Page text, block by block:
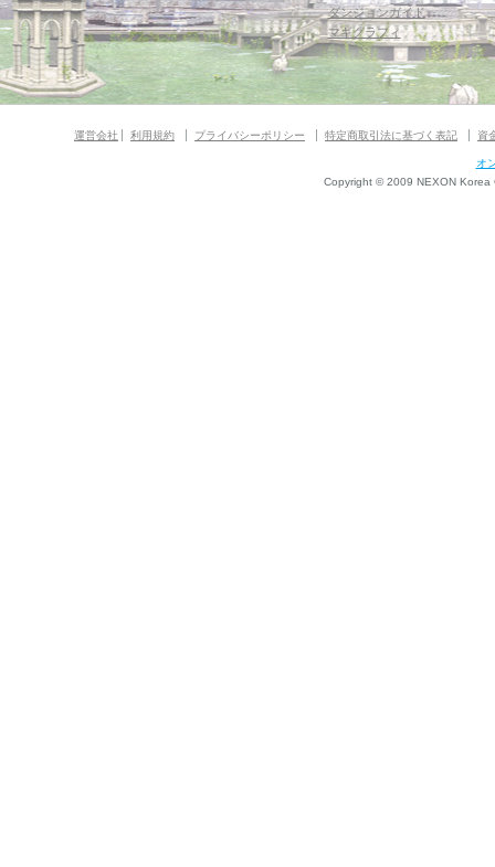
ダンジョンガイド
マギグラフィ
運営会社 利用規約 プライバシーポリシー 特定商取引法に基づく表記 資
オ
Copyright © 2009 NEXON Korea